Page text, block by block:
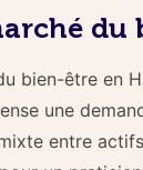
bien-être en
une
entre